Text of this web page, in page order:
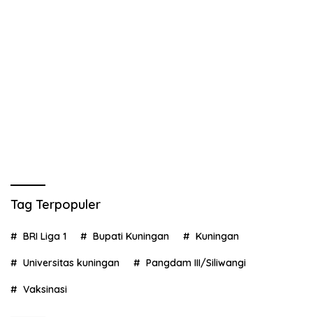
Tag Terpopuler
BRI Liga 1 Bupati Kuningan Kuningan
Universitas kuningan Pangdam III/Siliwangi
Vaksinasi